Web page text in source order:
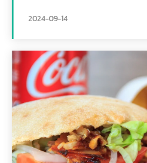
2024-09-14